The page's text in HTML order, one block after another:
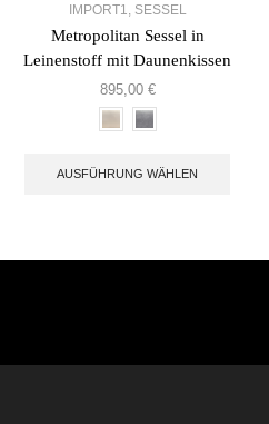
IMPORT1 SESSEL
Metropolitan Sessel in
Leinenstoff mit Daunenkissen
895,00 €
AUSFÜHRUNG WÄHLEN